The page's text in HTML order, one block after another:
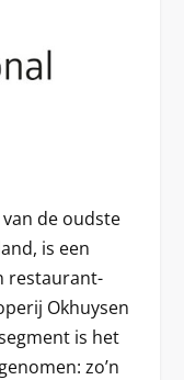
de oudste
is een
restaurant-
Okhuysen
is het
zo’n